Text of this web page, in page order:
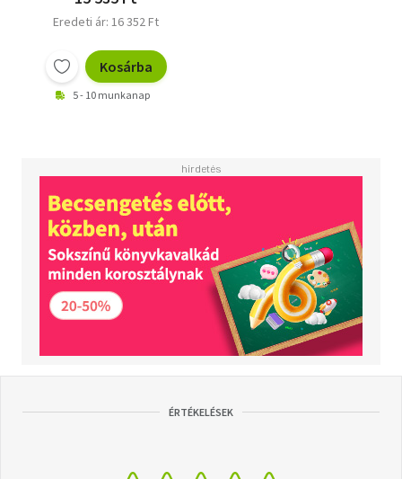
Eredeti ár: 16 352 Ft
Kosárba
5 - 10 munkanap
ÉRTÉKELÉSEK